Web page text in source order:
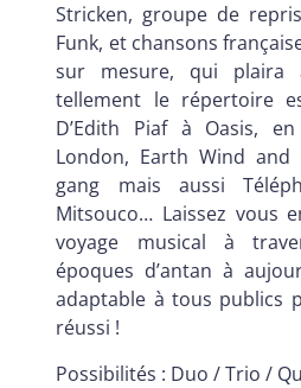
Stricken, groupe de
Funk, et chansons
sur mesure, qui
tellement le répertoire
D’Edith Piaf à Oasis,
London, Earth Wind
gang mais aussi
Mitsouco… Laissez vous
voyage musical à
époques d’antan à
adaptable à tous publics
réussi !
Possibilités : Duo / Trio /